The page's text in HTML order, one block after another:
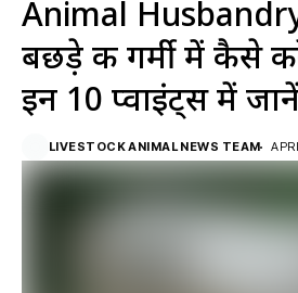
Animal
बछड़े की गर्मी में कैसे
इन 10 प्वाइंट्स में
LIVESTOCK ANIMAL NEWS TEAM